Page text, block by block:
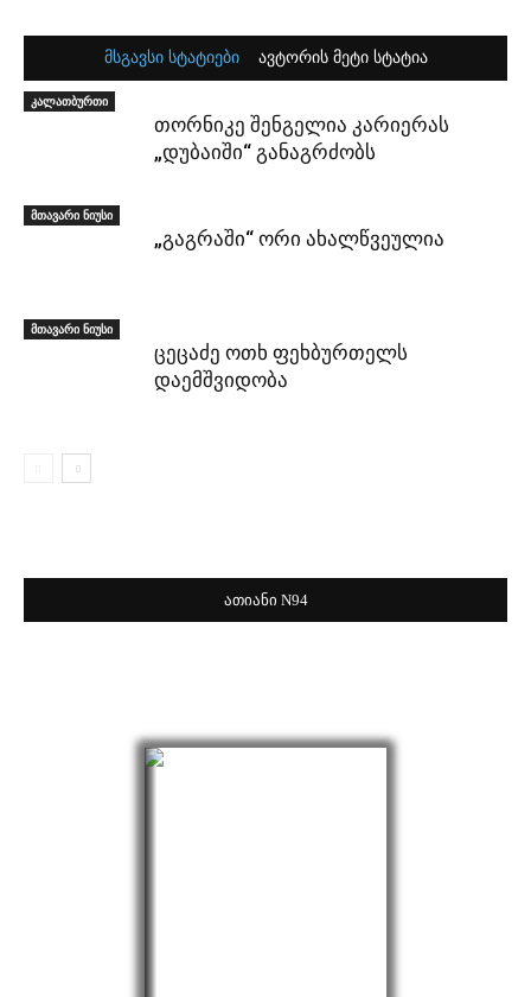
მსგავსი სტატიები ავტორის მეტი სტატია
კალათბურთი
თორნიკე შენგელია კარიერას
„დუბაიში“ განაგრძობს
მთავარი ნიუსი
„გაგრაში“ ორი ახალწვეულია
მთავარი ნიუსი
ცეცაძე ოთხ ფეხბურთელს
დაემშვიდობა
ათიანი N94